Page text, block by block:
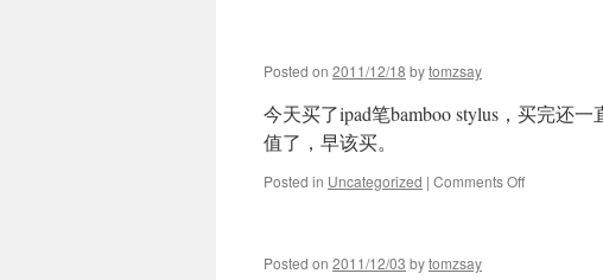
Posted on 2011/12/18 bytomzsay
今天买了ipad笔bamboo stylus，买完还
值了，早该买。
Posted in Uncategorized | Comments Offon
Posted on 2011/12/03 bytomzsay